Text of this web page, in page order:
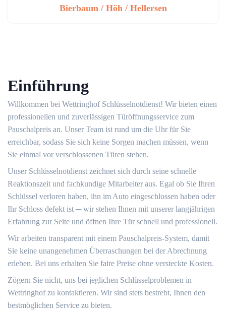
Bierbaum / Höh / Hellersen
Einführung
Willkommen bei Wettringhof Schlüsselnotdienst! Wir bieten einen
professionellen und zuverlässigen Türöffnungsservice zum
Pauschalpreis an.​ Unser Team ist rund um die Uhr für Sie
erreichbar, sodass Sie sich keine Sorgen machen müssen, wenn
Sie einmal vor verschlossenen Türen stehen.​
Unser Schlüsselnotdienst zeichnet sich durch seine schnelle
Reaktionszeit und fachkundige Mitarbeiter aus.​ Egal ob Sie Ihren
Schlüssel verloren haben, ihn im Auto eingeschlossen haben oder
Ihr Schloss defekt ist ─ wir stehen Ihnen mit unserer langjährigen
Erfahrung zur Seite und öffnen Ihre Tür schnell und professionell.​
Wir arbeiten transparent mit einem Pauschalpreis-System, damit
Sie keine unangenehmen Überraschungen bei der Abrechnung
erleben.​ Bei uns erhalten Sie faire Preise ohne versteckte Kosten.​
Zögern Sie nicht, uns bei jeglichen Schlüsselproblemen in
Wettringhof zu kontaktieren.​ Wir sind stets bestrebt, Ihnen den
bestmöglichen Service zu bieten.​